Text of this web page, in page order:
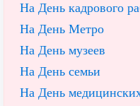
На День кадрового
На День Метро
На День музеев
На День семьи
На День